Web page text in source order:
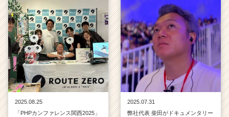
2025.08.25
「PHPカンファレンス関西2025」
2025.07.31
弊社代表 柴田がドキュメンタリー